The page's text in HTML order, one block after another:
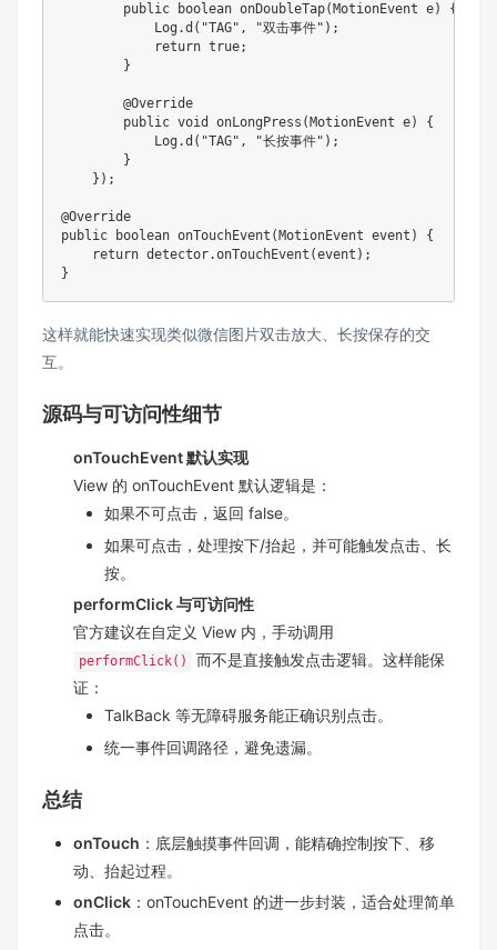
public
boolean onDoubleTap( MotionEvent e)
{
Log .d ( "TAG" , "双击事件" ) ;
return true;
}
@Override
public void onLongPress ( MotionEvent e)
{
Log .d ( "TAG" , "长按事件" ) ;
}
} ) ;
@Override
public
boolean onTouchEvent ( MotionEvent event )
{
return detector.onTouchEvent (event ) ;
}
这样就能快速实现类似微信图片双击放大、长按保存的交
互。
源码与可访问性细节
onTouchEvent 默认实现
View 的 onTouchEvent 默认逻辑是：
如果不可点击，返回 false。
如果可点击，处理按下/抬起，并可能触发点击、长
按。
performClick 与可访问性
官方建议在自定义 View 内，手动调用
performClick()
而不是直接触发点击逻辑。这样能保
证：
TalkBack 等无障碍服务能正确识别点击。
统一事件回调路径，避免遗漏。
总结
onTouch ：底层触摸事件回调，能精确控制按下、移
动、抬起过程。
onClick ：onTouchEvent 的进一步封装，适合处理简单
点击。